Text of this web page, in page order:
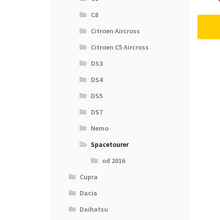
C8
Citroen Aircross
Citroen C5 Aircross
DS3
DS4
DS5
DS7
Nemo
Spacetourer
od 2016
Cupra
Dacia
Daihatsu